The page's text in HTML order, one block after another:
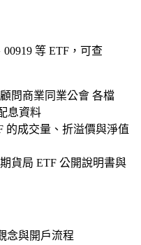
00919 等 ETF，可查
問商業同業公會 各檔
息資料
的成交量、折溢價與淨值
貨局 ETF 公開說明書與
念與開戶流程